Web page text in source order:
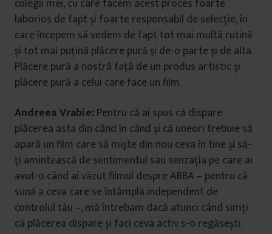
colegii mei, cu care facem acest proces foarte
laborios de fapt și foarte responsabil de selecție, în
care începem să vedem de fapt tot mai multă rutină
și tot mai puțină plăcere pură și de-o parte și de alta.
Plăcere pură a nostră față de un produs artistic și
plăcere pură a celui care face un film.
Andreea Vrabie: Pentru că ai spus că dispare
plăcerea asta din când în când și că uneori trebuie să
apară un film care să miște din nou ceva în tine și să-
ți amintească de sentimentul sau senzația pe care ai
avut-o când ai văzut filmul despre ABBA – pentru că
sună a ceva care se întâmplă independent de
controlul tău –, mă întrebam dacă atunci când simți
că plăcerea dispare și faci ceva activ s-o regăsești.